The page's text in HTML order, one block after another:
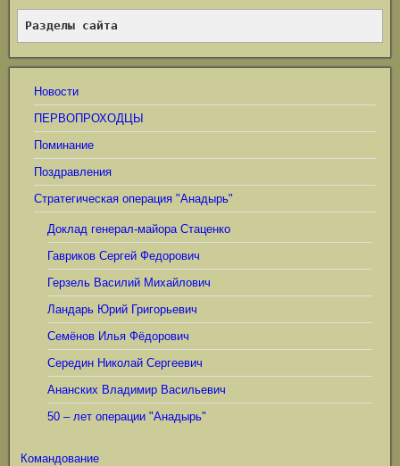
Разделы сайта
Новости
ПЕРВОПРОХОДЦЫ
Поминание
Поздравления
Стратегическая операция "Анадырь"
Доклад генерал-майора Стаценко
Гавриков Сергей Федорович
Герзель Василий Михайлович
Ландарь Юрий Григорьевич
Семёнов Илья Фёдорович
Середин Николай Сергеевич
Ананских Владимир Васильевич
50 – лет операции "Анадырь"
Командование